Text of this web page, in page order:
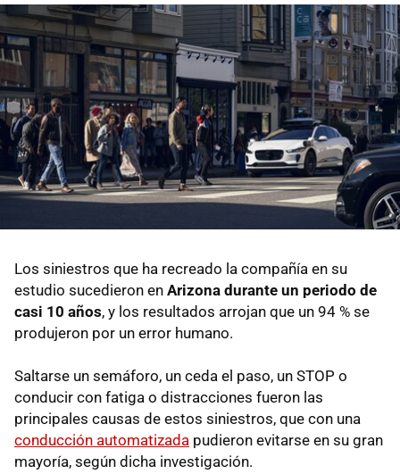
Los siniestros que ha recreado la compañía en su
estudio sucedieron en Arizona durante un periodo de
casi 10 años, y los resultados arrojan que un 94 % se
produjeron por un error humano.
Saltarse un semáforo, un ceda el paso, un STOP o
conducir con fatiga o distracciones fueron las
principales causas de estos siniestros, que con una
conducción automatizada pudieron evitarse en su gran
mayoría, según dicha investigación.